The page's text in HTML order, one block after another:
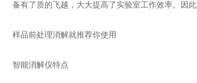
备有了质的飞越，大大提高了实验室工作效率。因
样品前处理消解就推荐你使用
智能消解仪特点